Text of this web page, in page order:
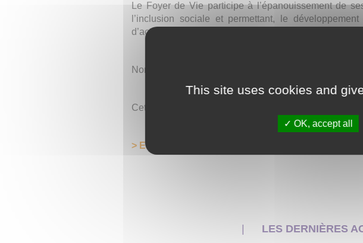
Le Foyer de Vie participe à l’épanouissement de
l’inclusion sociale et permettant, le
d’activités corporelles et sportives, l’équipe des
Nombre de places : 37 dont 10 en accueil de jour, 26
Cet établissement est rattaché au
> En savoir plus sur les Foyers et Etablissements
LES DERNIÈRES
This site uses cookies and
OK, accept all